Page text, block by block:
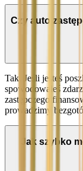
Czy auto
Tak. Jeśli jesteś
spowodowałeś
zastępczego
prowadzimy
Jak szybko